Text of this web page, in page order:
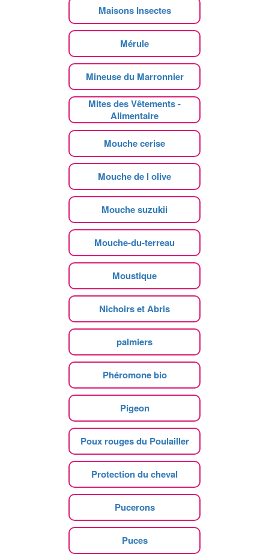
Maisons Insectes
Mérule
Mineuse du Marronnier
Mites des Vêtements -
Alimentaire
Mouche cerise
Mouche de l olive
Mouche suzukii
Mouche-du-terreau
Moustique
Nichoirs et Abris
palmiers
Phéromone bio
Pigeon
Poux rouges du Poulailler
Protection du cheval
Pucerons
Puces